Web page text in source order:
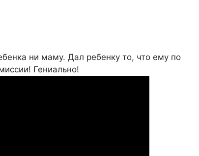
ни маму. Дал ребенку то, что ему по
Гениально!